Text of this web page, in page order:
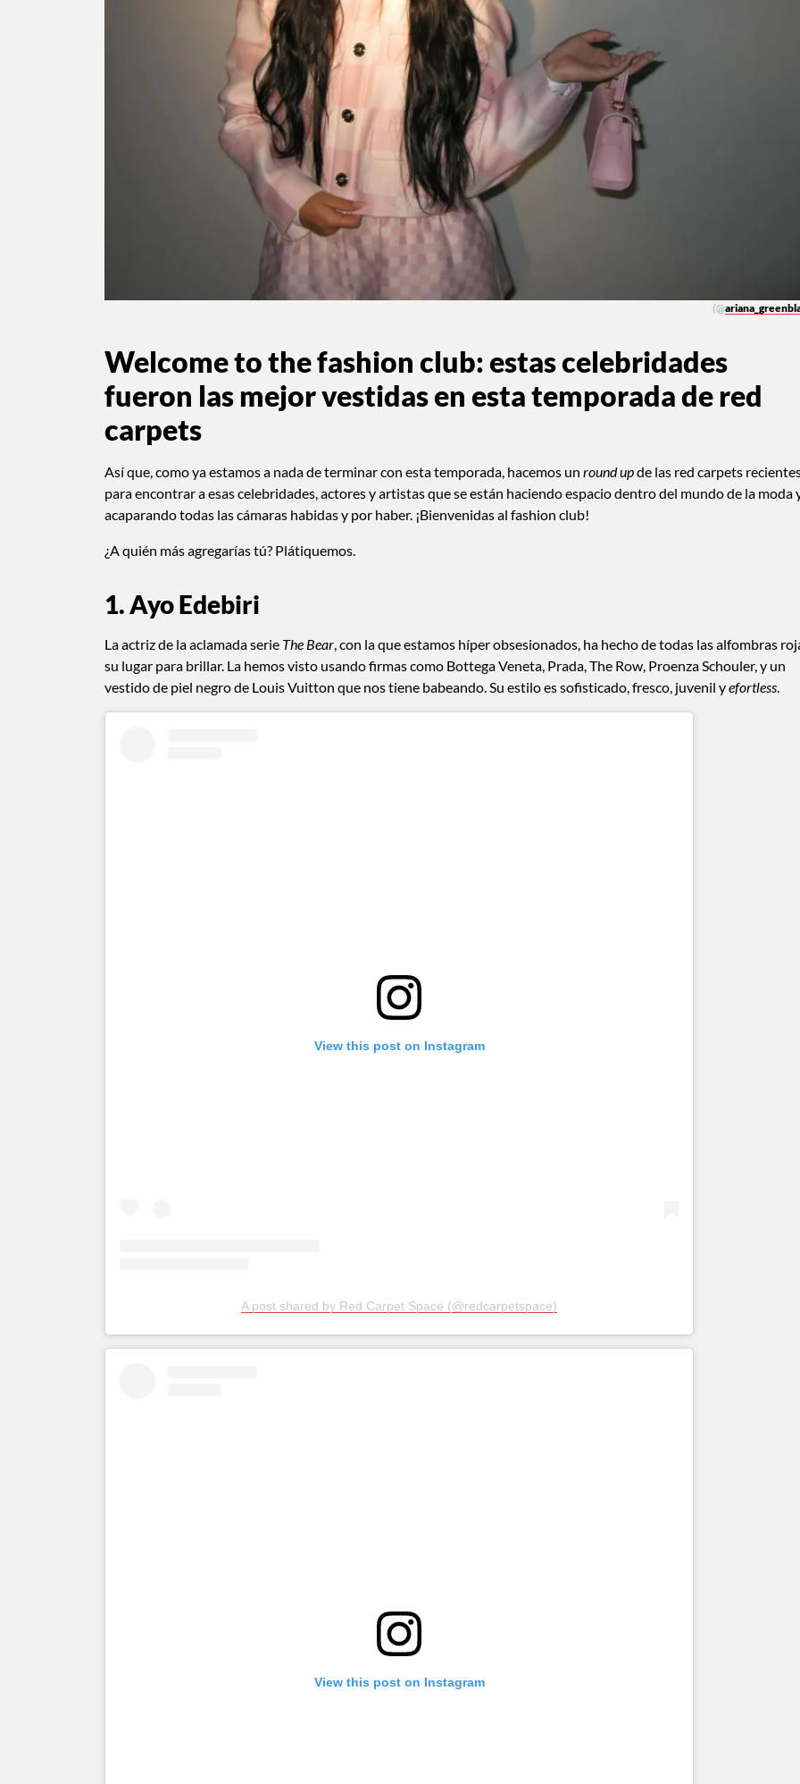
(@
Welcome to the fashion club: estas celebridades
fueron las mejor vestidas en esta temporada de red
carpets
Así que, como ya estamos a nada de terminar con esta temporada, hacemos un round upde las red carpets
para encontrar a esas celebridades, actores y artistas que se están haciendo espacio dentro del mundo de la moda
acaparando todas las cámaras habidas y por haber. ¡Bienvenidas al fashion club!
¿A quién más agregarías tú? Plátiquemos.
1. Ayo Edebiri
La actriz de la aclamada serie The Bear, con la que estamos híper obsesionados, ha hecho de todas las alfombras
su lugar para brillar. La hemos visto usando firmas como Bottega Veneta, Prada, The Row, Proenza Schouler, y un
vestido de piel negro de Louis Vuitton que nos tiene babeando. Su estilo es sofisticado, fresco, juvenil yefortless.
View this post on Instagram
A post shared by Red Carpet Space (@redcarpetspace)
View this post on Instagram